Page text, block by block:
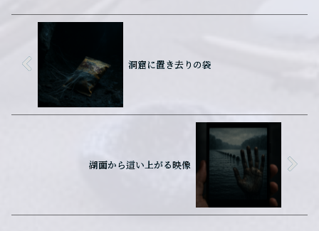
洞窟に置き去りの袋
湖面から這い上がる映像